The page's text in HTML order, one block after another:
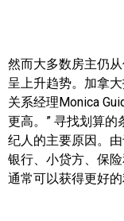
万锦楼花项目
新移民指南
留学生指南
然而大多数房主仍
呈上升趋势。加拿
关系经理Monica
更高。” 寻找划算
纪人的主要原因。
银行、小贷方、保
通常可以获得更好的